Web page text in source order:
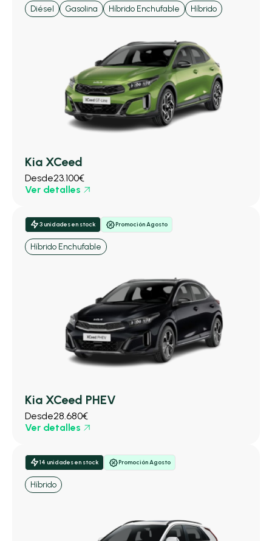
Diésel Gasolina Híbrido Enchufable Híbrido
Kia XCeed
Desde23.100€
Ver detalles
3 unidades en stock Promoción Agosto
Híbrido Enchufable
Kia XCeed PHEV
Desde28.680€
Ver detalles
14 unidades en stock Promoción Agosto
Híbrido